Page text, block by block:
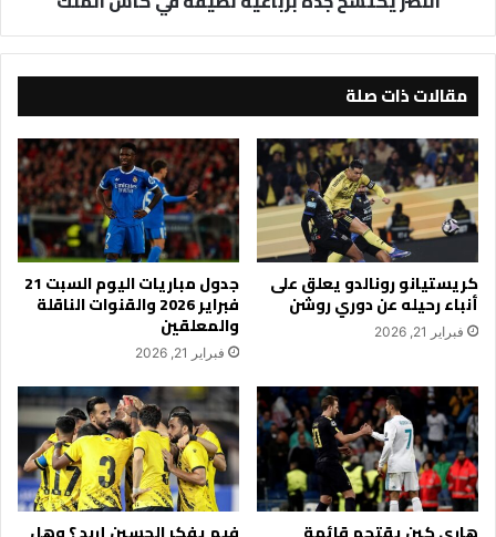
مقالات ذات صلة
كريستيانو رونالدو يعلق على
أنباء رحيله عن دوري روشن
فبراير 21, 2026
جدول مباريات اليوم السبت 21
فبراير 2026 والقنوات الناقلة
والمعلقين
فبراير 21, 2026